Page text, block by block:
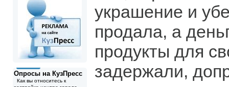
Опросы на КузПресс
Как вы относитесь к
украшение и
продала, а
продукты для
задержали,